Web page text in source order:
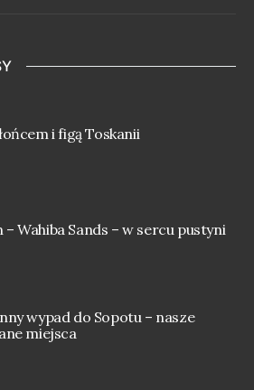
i figą Toskanii
– Wahiba Sands – w sercu pustyni
wypad do Sopotu – nasze
miejsca